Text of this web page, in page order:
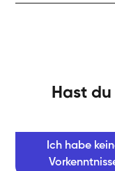
Hast
Ich habe